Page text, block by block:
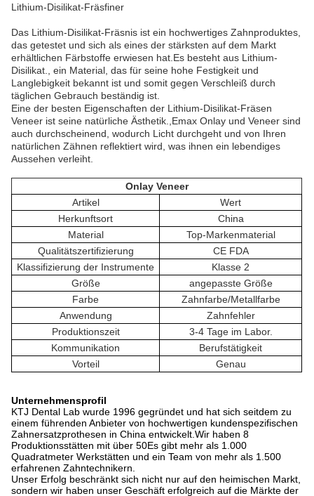
Lithium-Disilikat-Fräsfiner
Das Lithium-Disilikat-Fräsnis ist ein hochwertiges Zahnproduktes,
das getestet und sich als eines der stärksten auf dem Markt
erhältlichen Färbstoffe erwiesen hat.Es besteht aus Lithium-
Disilikat., ein Material, das für seine hohe Festigkeit und
Langlebigkeit bekannt ist und somit gegen Verschleiß durch
täglichen Gebrauch beständig ist.
Eine der besten Eigenschaften der Lithium-Disilikat-Fräsen
Veneer ist seine natürliche Ästhetik.,Emax Onlay und Veneer sind
auch durchscheinend, wodurch Licht durchgeht und von Ihren
natürlichen Zähnen reflektiert wird, was ihnen ein lebendiges
Aussehen verleiht.
Onlay Veneer
Artikel
Wert
Herkunftsort
China
Material
Top-Markenmaterial
Qualitätszertifizierung
CE FDA
Klassifizierung der Instrumente
Klasse 2
Größe
angepasste Größe
Farbe
Zahnfarbe/Metallfarbe
Anwendung
Zahnfehler
Produktionszeit
3-4 Tage im Labor.
Kommunikation
Berufstätigkeit
Vorteil
Genau
Unternehmensprofil
KTJ Dental Lab wurde 1996 gegründet und hat sich seitdem zu
einem führenden Anbieter von hochwertigen kundenspezifischen
Zahnersatzprothesen in China entwickelt.Wir haben 8
Produktionsstätten mit über 50Es gibt mehr als 1.000
Quadratmeter Werkstätten und ein Team von mehr als 1.500
erfahrenen Zahntechnikern.
Unser Erfolg beschränkt sich nicht nur auf den heimischen Markt,
sondern wir haben unser Geschäft erfolgreich auf die Märkte der